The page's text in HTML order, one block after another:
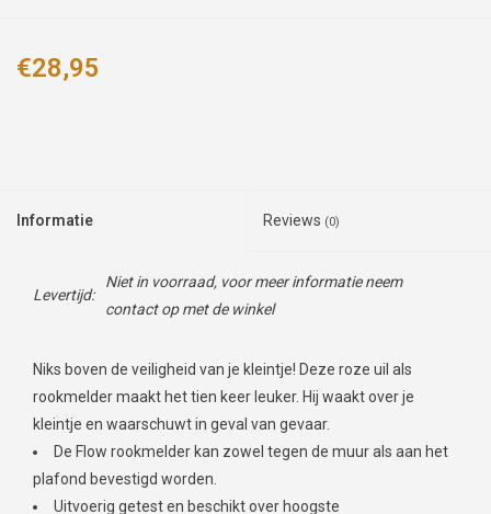
€28,95
Informatie Reviews (0)
Levertijd:
Niet in voorraad, voor meer informatie neem
contact op met de winkel
Niks boven de veiligheid van je kleintje! Deze roze uil als
rookmelder maakt het tien keer leuker. Hij waakt over je
kleintje en waarschuwt in geval van gevaar.
De Flow rookmelder kan zowel tegen de muur als aan het
plafond bevestigd worden.
Uitvoerig getest en beschikt over hoogste